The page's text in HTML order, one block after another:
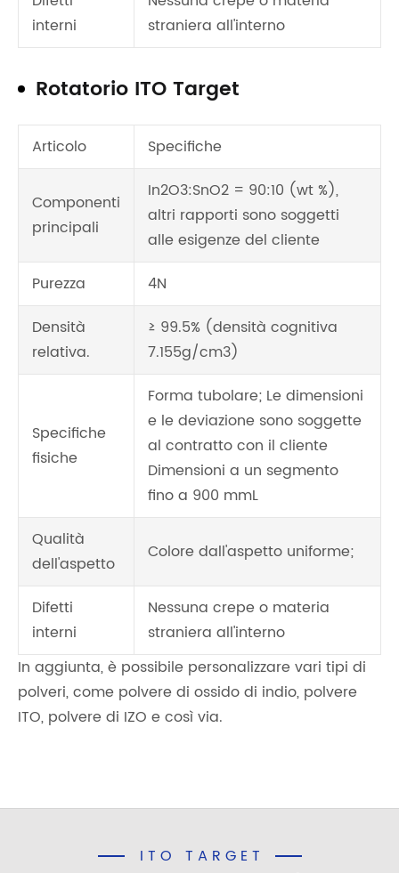
interni
straniera all'interno
Rotatorio ITO Target
Articolo Specifiche
Componenti
principali
In2O3:SnO2 = 90:10 (wt %),
altri rapporti sono soggetti
alle esigenze del cliente
Purezza
4N
Densità
relativa.
≥ 99.5% (densità cognitiva
7.155g/cm3)
Specifiche
fisiche
Forma tubolare; Le dimensioni
e le deviazione sono soggette
al contratto con il cliente
Dimensioni a un segmento
fino a 900 mmL
Qualità
dell'aspetto
Colore dall'aspetto uniforme;
Difetti
interni
Nessuna crepe o materia
straniera all'interno
In aggiunta, è possibile personalizzare vari tipi di
polveri, come polvere di ossido di indio, polvere
ITO, polvere di IZO e così via.
ITO TARGET